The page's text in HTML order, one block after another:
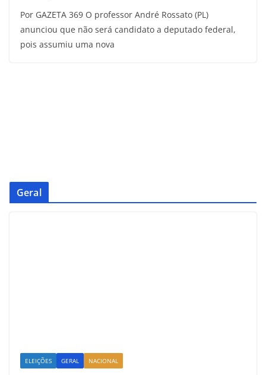
Por GAZETA 369 O professor André Rossato (PL)
anunciou que não será candidato a deputado federal,
pois assumiu uma nova
Geral
ELEIÇÕES GERAL NACIONAL